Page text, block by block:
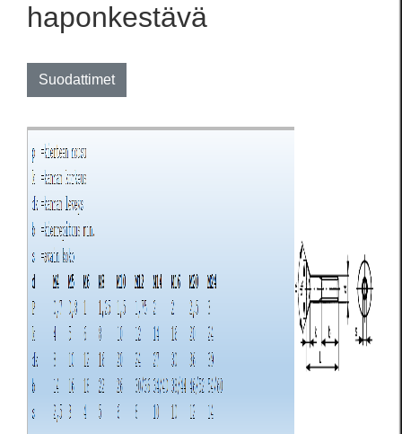
haponkestävä
Suodattimet